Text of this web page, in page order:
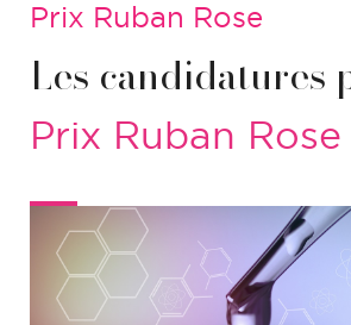
Prix Ruban Rose
Les candidatures
Prix Ruban Rose